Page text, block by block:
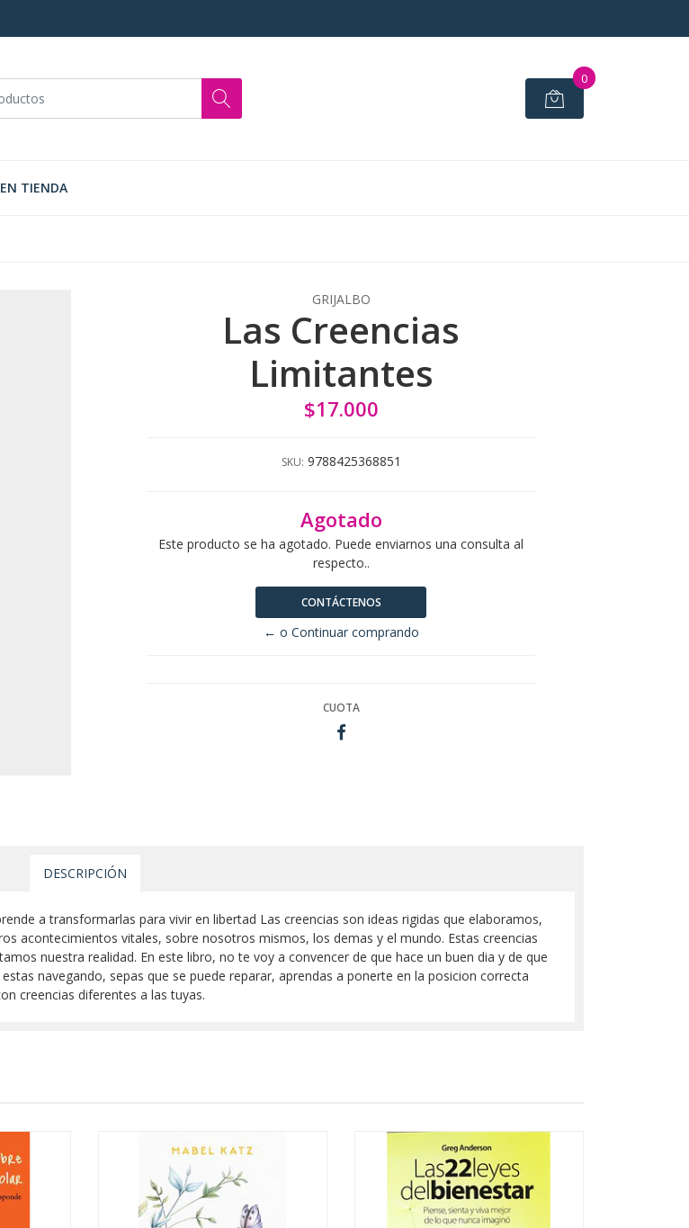
0
TIENDA
GRIJALBO
Las Creencias
Limitantes
$17.000
SKU: 9788425368851
Agotado
Este producto se ha agotado. Puede enviarnos una consulta al
respecto..
CONTÁCTENOS
← o Continuar comprando
CUOTA
DESCRIPCIÓN
a transformarlas para vivir en libertad Las creencias son ideas rigidas que elaboramos,
acontecimientos vitales, sobre nosotros mismos, los demas y el mundo. Estas creencias
nuestra realidad. En este libro, no te voy a convencer de que hace un buen dia y de que
navegando, sepas que se puede reparar, aprendas a ponerte en la posicion correcta
creencias diferentes a las tuyas.